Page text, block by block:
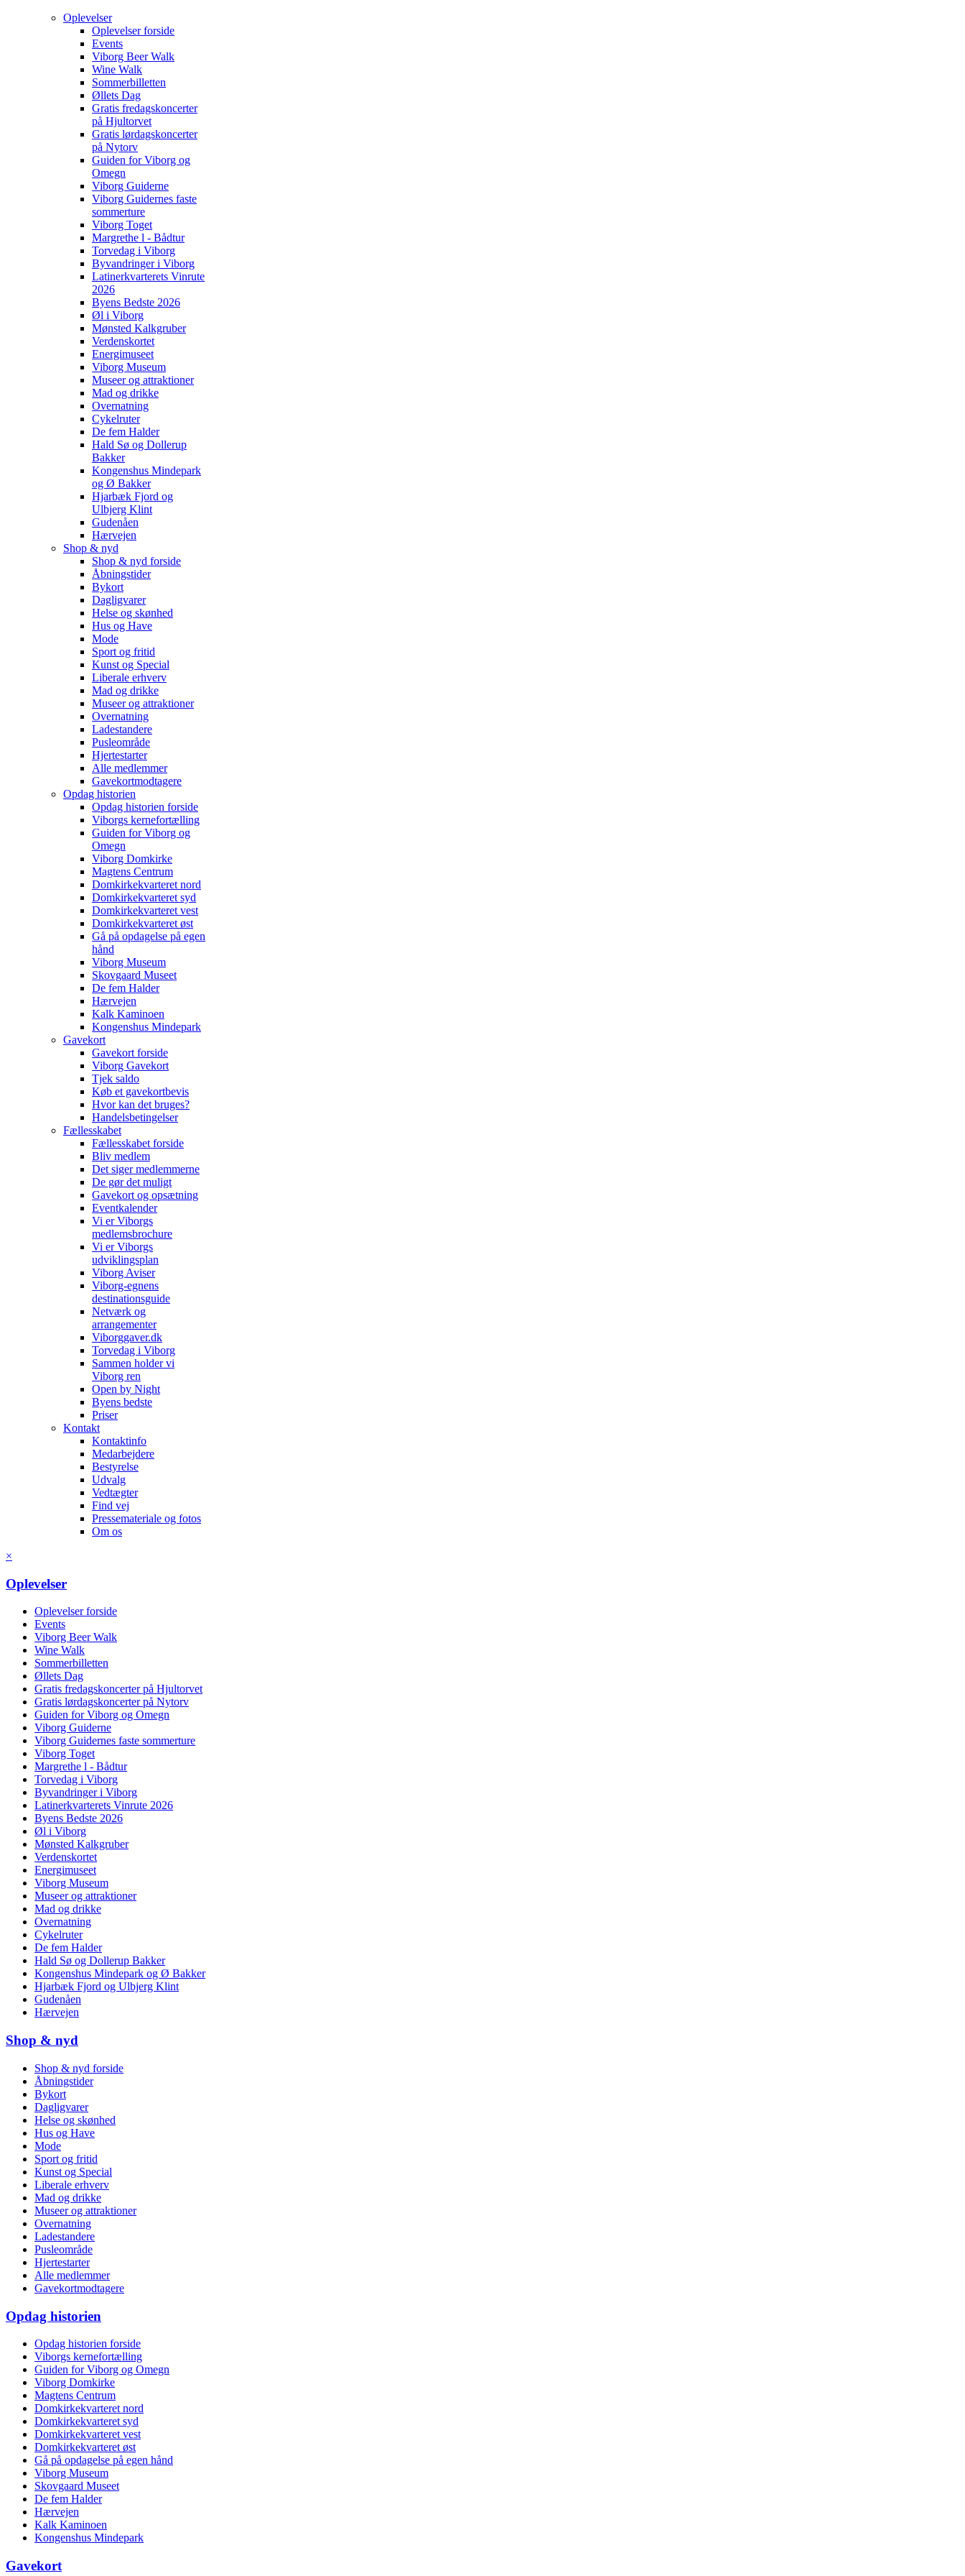
Oplevelser
Oplevelser forside
Events
Viborg Beer Walk
Wine Walk
Sommerbilletten
Øllets Dag
Gratis fredagskoncerter
på Hjultorvet
Gratis lørdagskoncerter
på Nytorv
Guiden for Viborg og
Omegn
Viborg Guiderne
Viborg Guidernes faste
sommerture
Viborg Toget
Margrethe l - Bådtur
Torvedag i Viborg
Byvandringer i Viborg
Latinerkvarterets Vinrute
2026
Byens Bedste 2026
Øl i Viborg
Mønsted Kalkgruber
Verdenskortet
Energimuseet
Viborg Museum
Museer og attraktioner
Mad og drikke
Overnatning
Cykelruter
De fem Halder
Hald Sø og Dollerup
Bakker
Kongenshus Mindepark
og Ø Bakker
Hjarbæk Fjord og
Ulbjerg Klint
Gudenåen
Hærvejen
Shop & nyd
Shop & nyd forside
Åbningstider
Bykort
Dagligvarer
Helse og skønhed
Hus og Have
Mode
Sport og fritid
Kunst og Special
Liberale erhverv
Mad og drikke
Museer og attraktioner
Overnatning
Ladestandere
Pusleområde
Hjertestarter
Alle medlemmer
Gavekortmodtagere
Opdag historien
Opdag historien forside
Viborgs kernefortælling
Guiden for Viborg og
Omegn
Viborg Domkirke
Magtens Centrum
Domkirkekvarteret nord
Domkirkekvarteret syd
Domkirkekvarteret vest
Domkirkekvarteret øst
Gå på opdagelse på egen
hånd
Viborg Museum
Skovgaard Museet
De fem Halder
Hærvejen
Kalk Kaminoen
Kongenshus Mindepark
Gavekort
Gavekort forside
Viborg Gavekort
Tjek saldo
Køb et gavekortbevis
Hvor kan det bruges?
Handelsbetingelser
Fællesskabet
Fællesskabet forside
Bliv medlem
Det siger medlemmerne
De gør det muligt
Gavekort og opsætning
Eventkalender
Vi er Viborgs
medlemsbrochure
Vi er Viborgs
udviklingsplan
Viborg Aviser
Viborg-egnens
destinationsguide
Netværk og
arrangementer
Viborggaver.dk
Torvedag i Viborg
Sammen holder vi
Viborg ren
Open by Night
Byens bedste
Priser
Kontakt
Kontaktinfo
Medarbejdere
Bestyrelse
Udvalg
Vedtægter
Find vej
Pressemateriale og fotos
Om os
×
Oplevelser
Oplevelser forside
Events
Viborg Beer Walk
Wine Walk
Sommerbilletten
Øllets Dag
Gratis fredagskoncerter på Hjultorvet
Gratis lørdagskoncerter på Nytorv
Guiden for Viborg og Omegn
Viborg Guiderne
Viborg Guidernes faste sommerture
Viborg Toget
Margrethe l - Bådtur
Torvedag i Viborg
Byvandringer i Viborg
Latinerkvarterets Vinrute 2026
Byens Bedste 2026
Øl i Viborg
Mønsted Kalkgruber
Verdenskortet
Energimuseet
Viborg Museum
Museer og attraktioner
Mad og drikke
Overnatning
Cykelruter
De fem Halder
Hald Sø og Dollerup Bakker
Kongenshus Mindepark og Ø Bakker
Hjarbæk Fjord og Ulbjerg Klint
Gudenåen
Hærvejen
Shop & nyd
Shop & nyd forside
Åbningstider
Bykort
Dagligvarer
Helse og skønhed
Hus og Have
Mode
Sport og fritid
Kunst og Special
Liberale erhverv
Mad og drikke
Museer og attraktioner
Overnatning
Ladestandere
Pusleområde
Hjertestarter
Alle medlemmer
Gavekortmodtagere
Opdag historien
Opdag historien forside
Viborgs kernefortælling
Guiden for Viborg og Omegn
Viborg Domkirke
Magtens Centrum
Domkirkekvarteret nord
Domkirkekvarteret syd
Domkirkekvarteret vest
Domkirkekvarteret øst
Gå på opdagelse på egen hånd
Viborg Museum
Skovgaard Museet
De fem Halder
Hærvejen
Kalk Kaminoen
Kongenshus Mindepark
Gavekort